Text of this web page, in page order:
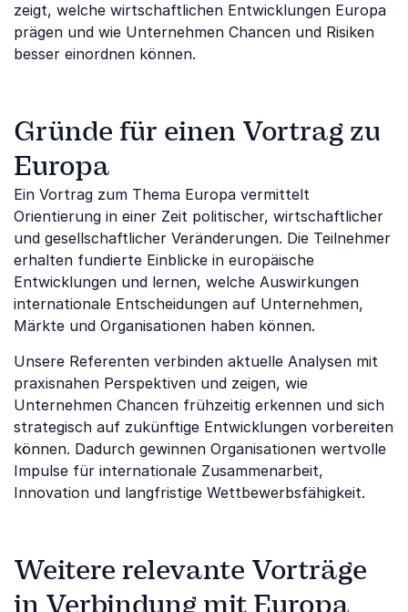
zeigt, welche wirtschaftlichen Entwicklungen Europa
prägen und wie Unternehmen Chancen und Risiken
besser einordnen können.
Gründe für einen Vortrag zu
Europa
Ein Vortrag zum Thema Europa vermittelt
Orientierung in einer Zeit politischer, wirtschaftlicher
und gesellschaftlicher Veränderungen. Die Teilnehmer
erhalten fundierte Einblicke in europäische
Entwicklungen und lernen, welche Auswirkungen
internationale Entscheidungen auf Unternehmen,
Märkte und Organisationen haben können.
Unsere Referenten verbinden aktuelle Analysen mit
praxisnahen Perspektiven und zeigen, wie
Unternehmen Chancen frühzeitig erkennen und sich
strategisch auf zukünftige Entwicklungen vorbereiten
können. Dadurch gewinnen Organisationen wertvolle
Impulse für internationale Zusammenarbeit,
Innovation und langfristige Wettbewerbsfähigkeit.
Weitere relevante Vorträge
in Verbindung mit Europa